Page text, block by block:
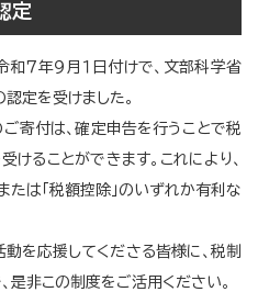
定
７年９月１日付けで、文部科学省
認定を受けました。
寄付は、確定申告を行うことで税
けることができます。これにより、
たは「税額控除」のいずれか有利な
を応援してくださる皆様に、税制
是非この制度をご活用ください。